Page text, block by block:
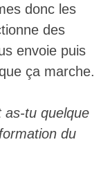
donc les
des
envoie puis
ça marche.
as-tu quelque
du